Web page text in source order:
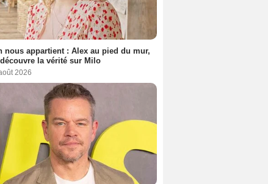
nous appartient : Alex au pied du mur,
la vérité sur Milo
2026